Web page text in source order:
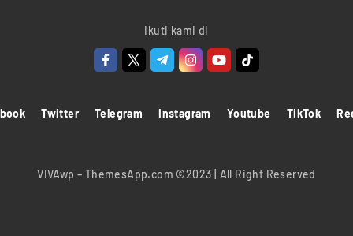
Ikuti kami di
Twitter Telegram Instagram Youtube TikTok
VIVAwp – ThemesApp.com ©2023 | All Right Reserved